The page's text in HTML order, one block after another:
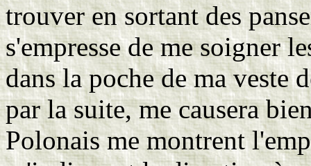
trouver en sortant des
s'empresse de me soigner
dans la poche de ma veste
par la suite, me causera
Polonais me montrent